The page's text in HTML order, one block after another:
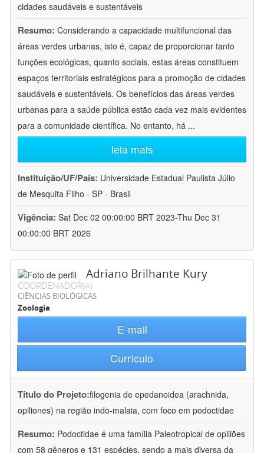
cidades saudáveis e sustentáveis
Resumo: Considerando a capacidade multifuncional das
áreas verdes urbanas, isto é, capaz de proporcionar tanto
funções ecológicas, quanto sociais, estas áreas constituem
espaços territoriais estratégicos para a promoção de cidades
saudáveis e sustentáveis. Os benefícios das áreas verdes
urbanas para a saúde pública estão cada vez mais evidentes
para a comunidade científica. No entanto, há ...
leia mais
Instituição/UF/País: Universidade Estadual Paulista Júlio
de Mesquita Filho - SP - Brasil
Vigência: Sat Dec 02 00:00:00 BRT 2023-Thu Dec 31
00:00:00 BRT 2026
Adriano Brilhante Kury
COORDENADOR(A)
CIÊNCIAS BIOLÓGICAS
Zoologia
E-mail
Currículo
Título do Projeto:filogenia de epedanoidea (arachnida,
opiliones) na região indo-malaia, com foco em podoctidae
Resumo: Podoctidae é uma família Paleotropical de opiliões
com 58 gêneros e 131 espécies, sendo a mais diversa da